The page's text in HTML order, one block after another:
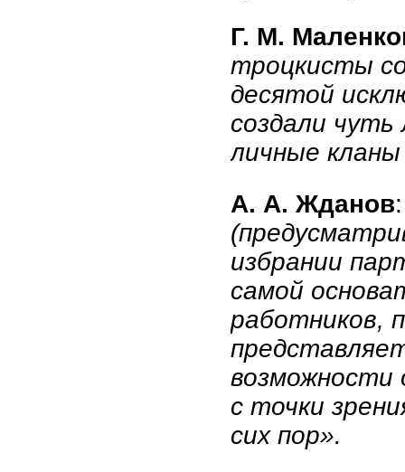
Г. М.
троцкисты
десятой
создали чуть
личные
А. А. Жданов
избрании
самой
работников,
возможности
с точки
сих пор».